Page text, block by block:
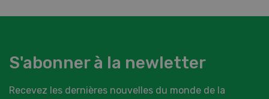
S'abonner à la newletter
Recevez les dernières nouvelles du monde de la